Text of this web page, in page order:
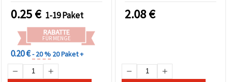
0.25€ 1-19 Paket
RABATTE
FÜR MENGE
0.20 €- 20 % 20 Paket +
2.08€